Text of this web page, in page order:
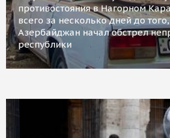
противостояния в Нагорном
всего за несколько дней до
Азербайджан начал обстрел
республики